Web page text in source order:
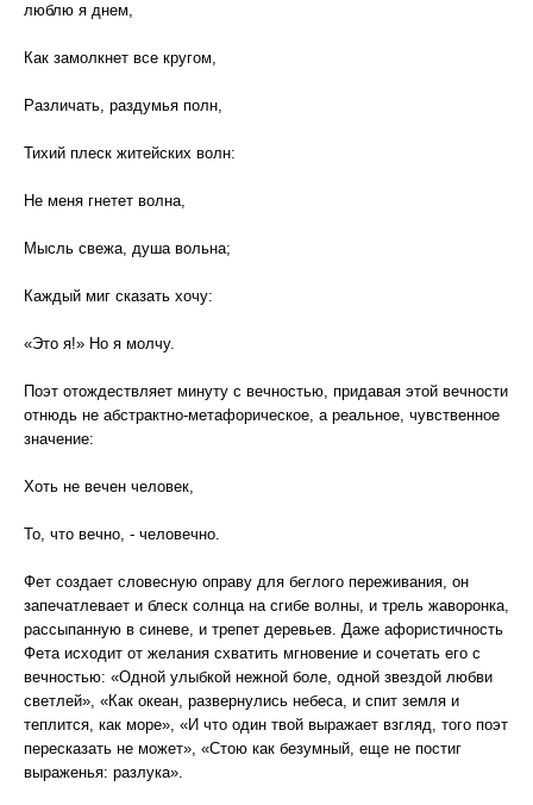
люблю я днем,
Как замолкнет все кругом,
Различать, раздумья полн,
Тихий плеск житейских волн:
Не меня гнетет волна,
Мысль свежа, душа вольна;
Каждый миг сказать хочу:
«Это я!» Но я молчу.
Поэт отождествляет минуту с вечностью, придавая этой вечности
отнюдь не абстрактно-метафорическое, а реальное, чувственное
значение:
Хоть не вечен человек,
То, что вечно, - человечно.
Фет создает словесную оправу для беглого переживания, он
запечатлевает и блеск солнца на сгибе волны, и трель жаворонка,
рассыпанную в синеве, и трепет деревьев. Даже афористичность
Фета исходит от желания схватить мгновение и сочетать его с
вечностью: «Одной улыбкой нежной боле, одной звездой любви
светлей», «Как океан, развернулись небеса, и спит земля и
теплится, как море», «И что один твой выражает взгляд, того поэт
пересказать не может», «Стою как безумный, еще не постиг
выраженья: разлука».